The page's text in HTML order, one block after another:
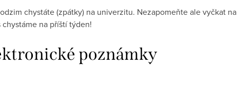
chystáte (zpátky) na univerzitu. Nezapomeňte ale vyčkat na
na příští týden!
poznámky